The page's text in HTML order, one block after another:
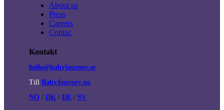
About us
Press
Careers
Contac
Kontakt
hello@babyjourney.se
Till BabyJourney.no
NO / DK / DE / SV